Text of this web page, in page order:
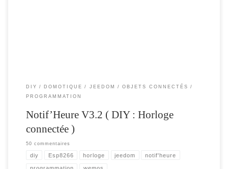
DIY DOMOTIQUE JEEDOM
OBJETS CONNECTÉS
PROGRAMMATION
Notif’Heure V3.2 ( DIY : Horloge
connectée )
50 commentaires
diy Esp8266 horloge jeedom notif'heure